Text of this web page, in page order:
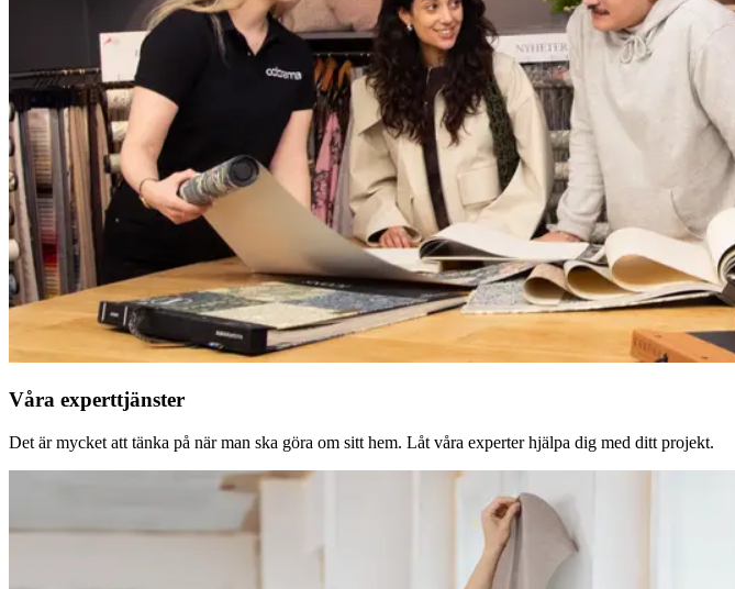
Våra experttjänster
Det är mycket att tänka på när man ska göra om sitt hem. Låt våra experter hjälpa dig med ditt projekt.